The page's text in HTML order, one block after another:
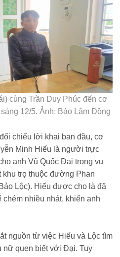
cùng Trần Duy Phúc đến cơ
12/5. Ảnh: Báo Lâm Đồng
chiếu lời khai ban đầu, cơ
Minh Hiếu là người trực
anh Vũ Quốc Đại trong vụ
khu trọ thuộc đường Phan
Lộc). Hiếu được cho là đã
nhiều nhát, khiến anh
nguồn từ việc Hiếu và Lộc tìm
nữ quen biết với Đại. Tuy